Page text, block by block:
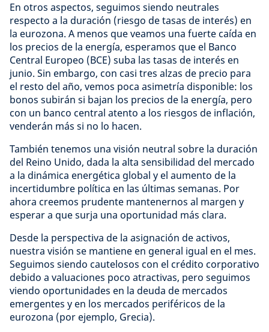
En otros aspectos, seguimos siendo neutrales
respecto a la duración (riesgo de tasas de interés) en
la eurozona. A menos que veamos una fuerte caída en
los precios de la energía, esperamos que el Banco
Central Europeo (BCE) suba las tasas de interés en
junio. Sin embargo, con casi tres alzas de precio para
el resto del año, vemos poca asimetría disponible: los
bonos subirán si bajan los precios de la energía, pero
con un banco central atento a los riesgos de inflación,
venderán más si no lo hacen.
También tenemos una visión neutral sobre la duración
del Reino Unido, dada la alta sensibilidad del mercado
a la dinámica energética global y el aumento de la
incertidumbre política en las últimas semanas. Por
ahora creemos prudente mantenernos al margen y
esperar a que surja una oportunidad más clara.
Desde la perspectiva de la asignación de activos,
nuestra visión se mantiene en general igual en el mes.
Seguimos siendo cautelosos con el crédito corporativo
debido a valuaciones poco atractivas, pero seguimos
viendo oportunidades en la deuda de mercados
emergentes y en los mercados periféricos de la
eurozona (por ejemplo, Grecia).